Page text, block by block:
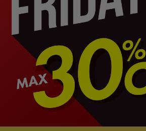
再入荷商品
サイズから探す